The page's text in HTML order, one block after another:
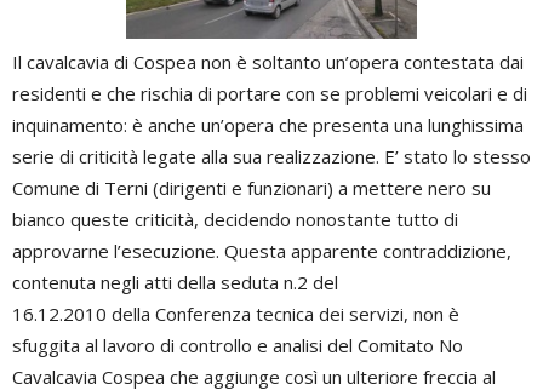
Il cavalcavia di Cospea non è soltanto un’opera contestata dai
residenti e che rischia di portare con se problemi veicolari e di
inquinamento: è anche un’opera che presenta una lunghissima
serie di criticità legate alla sua realizzazione. E’ stato lo stesso
Comune di Terni (dirigenti e funzionari) a mettere nero su
bianco queste criticità, decidendo nonostante tutto di
approvarne l’esecuzione. Questa apparente contraddizione,
contenuta negli atti della seduta n.2 del
16.12.2010 della Conferenza tecnica dei servizi, non è
sfuggita al lavoro di controllo e analisi del Comitato No
Cavalcavia Cospea che aggiunge così un ulteriore freccia al